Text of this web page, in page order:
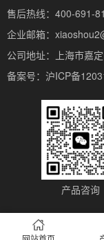
售后热线：400-691-
企业邮箱：
公司地址：上海市嘉
备案号：沪ICP备
产品咨询